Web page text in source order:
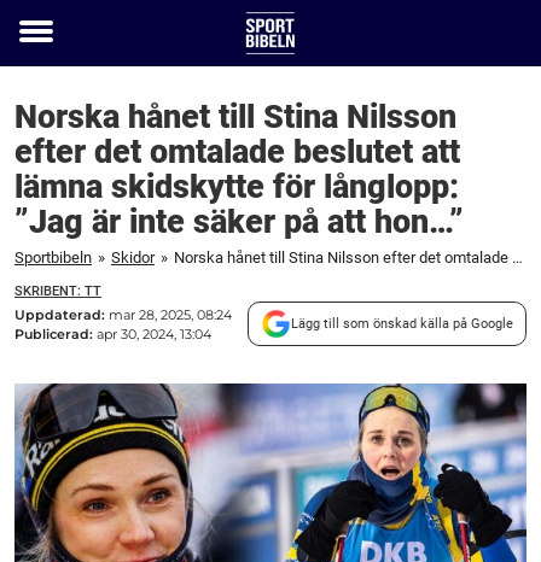
Toggle
Norska hånet till Stina Nilsson
efter det omtalade beslutet att
lämna skidskytte för långlopp:
”Jag är inte säker på att hon…”
Sportbibeln » Skidor » Norska hånet till Stina Nilsson efter det omtalade beslutet att lämna skidskytte för långlopp: "Jag är inte säker på att hon..."
SKRIBENT: TT
Uppdaterad: mar 28, 2025, 08:24
Publicerad: apr 30, 2024, 13:04
Lägg till som önskad källa på Google